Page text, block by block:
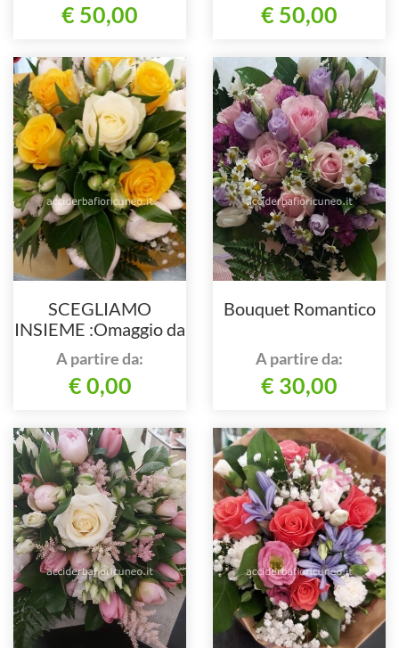
€ 50,00 € 50,00
SCEGLIAMO
INSIEME :Omaggio da
concordare
telefonicamente al
nostro numero Tel
A partire da:
€ 0,00
Bouquet Romantico
A partire da:
€ 30,00